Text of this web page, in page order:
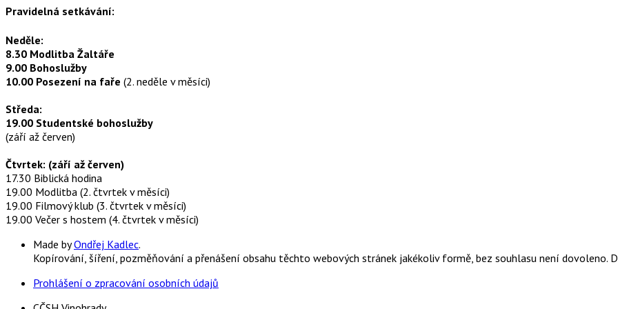
Pravidelná setkávání:
Neděle:
8.30 Modlitba Žaltáře
9.00 Bohoslužby
10.00 Posezení na faře (2. neděle v měsíci)
Středa:
19.00 Studentské bohoslužby
(září až červen)
Čtvrtek: (září až červen)
17.30 Biblická hodina
19.00 Modlitba (2. čtvrtek v měsíci)
19.00 Filmový klub (3. čtvrtek v měsíci)
19.00 Večer s hostem (4. čtvrtek v měsíci)
Made byOndřej Kadlec.
Kopírování, šíření, pozměňování a přenášení obsahu těchto webových stránek jakékoliv formě, bez souhlasu není dovoleno.
Prohlášení o zpracování osobních údajů